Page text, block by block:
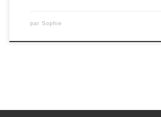
par Sophie